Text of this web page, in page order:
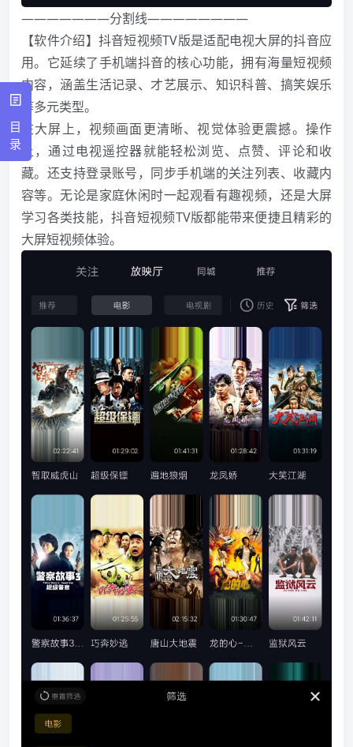
———————分割线————————
【软件介绍】抖音短视频TV版是适配电视大屏的抖音应
用。它延续了手机端抖音的核心功能，拥有海量短视频
内容，涵盖生活记录、才艺展示、知识科普、搞笑娱乐
等多元类型。
在大屏上，视频画面更清晰、视觉体验更震撼。操作
上，通过电视遥控器就能轻松浏览、点赞、评论和收
藏。还支持登录账号，同步手机端的关注列表、收藏内
容等。无论是家庭休闲时一起观看有趣视频，还是大屏
学习各类技能，抖音短视频TV版都能带来便捷且精彩的
大屏短视频体验。
目
录